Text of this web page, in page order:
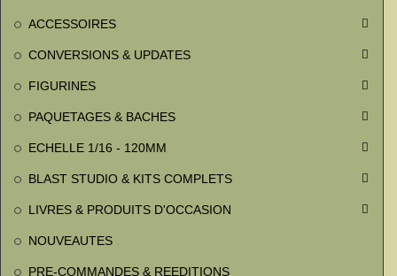
ACCESSOIRES 
CONVERSIONS & UPDATES 
FIGURINES 
PAQUETAGES & BACHES 
ECHELLE 1/16 - 120MM 
BLAST STUDIO & KITS COMPLETS 
LIVRES & PRODUITS D'OCCASION 
NOUVEAUTES
PRE-COMMANDES & REEDITIONS